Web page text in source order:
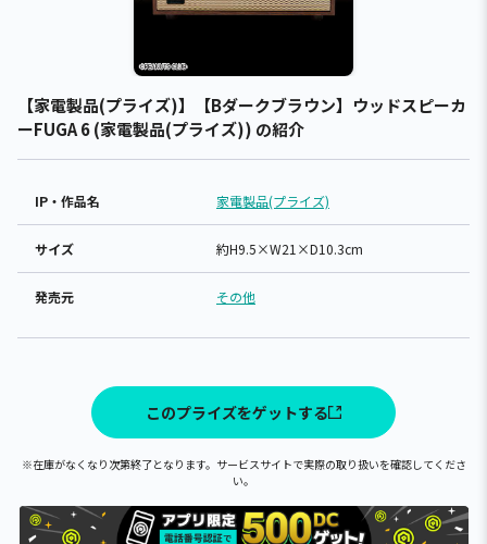
【家電製品(プライズ)】【Bダークブラウン】ウッドスピーカ
ーFUGA 6 (家電製品(プライズ)) の紹介
IP・作品名 家電製品(プライズ)
サイズ 約H9.5×W21×D10.3cm
発売元 その他
このプライズをゲットする
※在庫がなくなり次第終了となります。サービスサイトで実際の取り扱いを確認してくださ
い。